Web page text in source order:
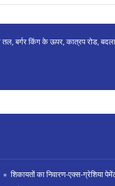
बर्गर किंग के ऊपर, कात्रप रोड,
शिकायतों का निवारण-एक्स-ग्रेशिया